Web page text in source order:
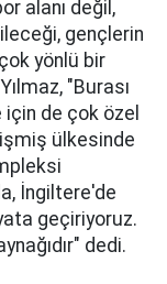
alanı değil,
gençlerin
yönlü bir
"Burası
de çok özel
ülkesinde
İngiltere'de
geçiriyoruz.
dedi.